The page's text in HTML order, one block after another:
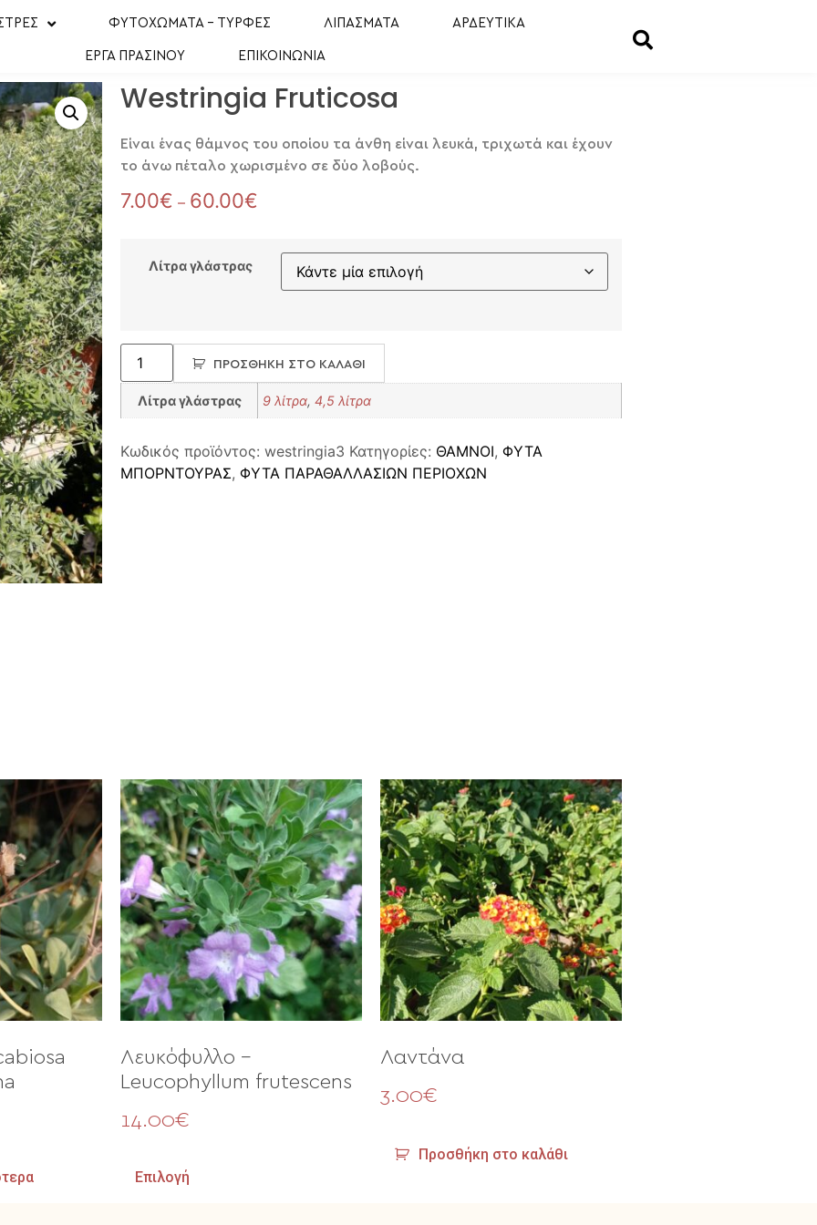
ΦΥΤΟΧΩΜΑΤΑ – ΤΥΡΦΕΣ ΛΙΠΑΣΜΑΤΑ ΑΡΔΕΥΤΙΚΑ
ΕΡΓΑ ΠΡΑΣΙΝΟΥ ΕΠΙΚΟΙΝΩΝΙΑ
Westringia Fruticosa
Eίναι ένας θάμνος του οποίου τα άνθη είναι λευκά, τριχωτά και έχουν
το άνω πέταλο χωρισμένο σε δύο λοβούς.
7.00€ – 60.00€
Λίτρα γλάστρας
ΠΡΟΣΘΉΚΗ ΣΤΟ ΚΑΛΆΘΙ
Λίτρα γλάστρας 9 λίτρα, 4,5 λίτρα
Κωδικός προϊόντος: westringia3 Κατηγορίες: ΘΑΜΝΟΙ, ΦΥΤΑ
ΜΠΟΡΝΤΟΥΡΑΣ, ΦΥΤΑ ΠΑΡΑΘΑΛΛΑΣΙΩΝ ΠΕΡΙΟΧΩΝ
Λευκόφυλλο –
Leucophyllum frutescens
14.00€
Επιλογή
Λαντάνα
3.00€
Προσθήκη στο καλάθι